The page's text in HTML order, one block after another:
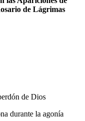
de Lágrimas
de Dios
durante la agonía